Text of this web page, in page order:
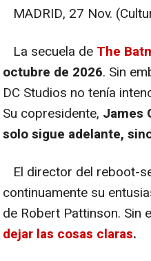
MADRID, 27 Nov.
La secuela de The
octubre de 2026. Sin
DC Studios no tenía
Su copresidente, James
solo sigue adelante,
El director del reboot-
continuamente su
de Robert Pattinson. Sin
dejar las cosas claras.